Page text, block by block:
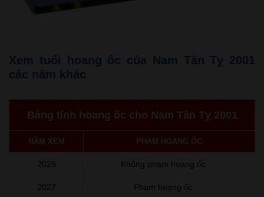
Xem tuổi hoang ốc của Nam Tân Tỵ 2001
các năm khác
Bảng tính hoang ốc cho Nam Tân Tỵ 2001
NĂM XEM PHẠM HOANG ỐC
2026 Không phạm hoang ốc
2027 Phạm hoang ốc